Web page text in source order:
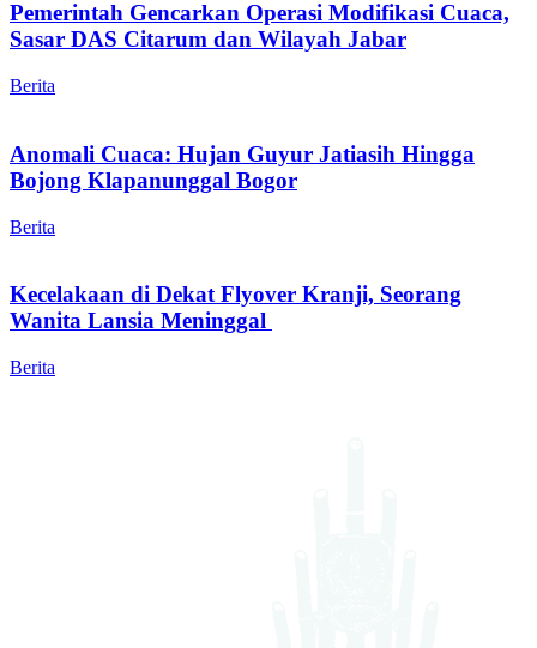
Pemerintah Gencarkan Operasi Modifikasi Cuaca,
Sasar DAS Citarum dan Wilayah Jabar
Berita
Anomali Cuaca: Hujan Guyur Jatiasih Hingga
Bojong Klapanunggal Bogor
Berita
Kecelakaan di Dekat Flyover Kranji, Seorang
Wanita Lansia Meninggal
Berita